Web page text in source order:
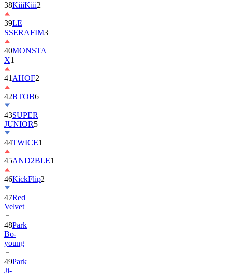
39LE
SSERAFIM
40MONSTA
X
41AHOF
42 BTOB6
43SUPER
JUNIOR
44TWICE
45AND2BLE
46KickFlip2
47Red
Velvet
48Park
Bo-
young
49Park
Ji-
hoon